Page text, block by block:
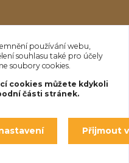
používání webu,
souhlasu také pro účely
soubory cookies.
cookies můžete kdykoli
části stránek.
Přijmout